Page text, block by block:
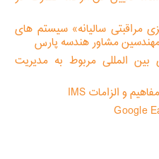
مراقبتی سالیانه» سیستم های
المللی مربوط به مدیریت